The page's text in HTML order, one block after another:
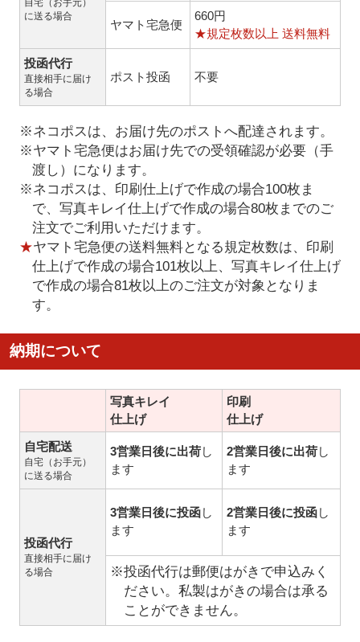
自宅（お手元）
に送る場合
ヤマト宅急便
660円
★規定枚数以上 送料無料
投函代行
直接相手に届け
る場合
ポスト投函 不要
※ネコポスは、お届け先のポストへ配達されます。
※ヤマト宅急便はお届け先での受領確認が必要（手
渡し）になります。
※ネコポスは、印刷仕上げで作成の場合100枚ま
で、写真キレイ仕上げで作成の場合80枚までのご
注文でご利用いただけます。
★ヤマト宅急便の送料無料となる規定枚数は、印刷
仕上げで作成の場合101枚以上、写真キレイ仕上げ
で作成の場合81枚以上のご注文が対象となりま
す。
納期について
写真キレイ
仕上げ
印刷
仕上げ
自宅配送
自宅（お手元）
に送る場合
3営業日後に出荷し
ます
2営業日後に出荷し
ます
投函代行
直接相手に届け
る場合
3営業日後に投函し
ます
2営業日後に投函し
ます
※投函代行は郵便はがきで申込みく
ださい。私製はがきの場合は承る
ことができません。